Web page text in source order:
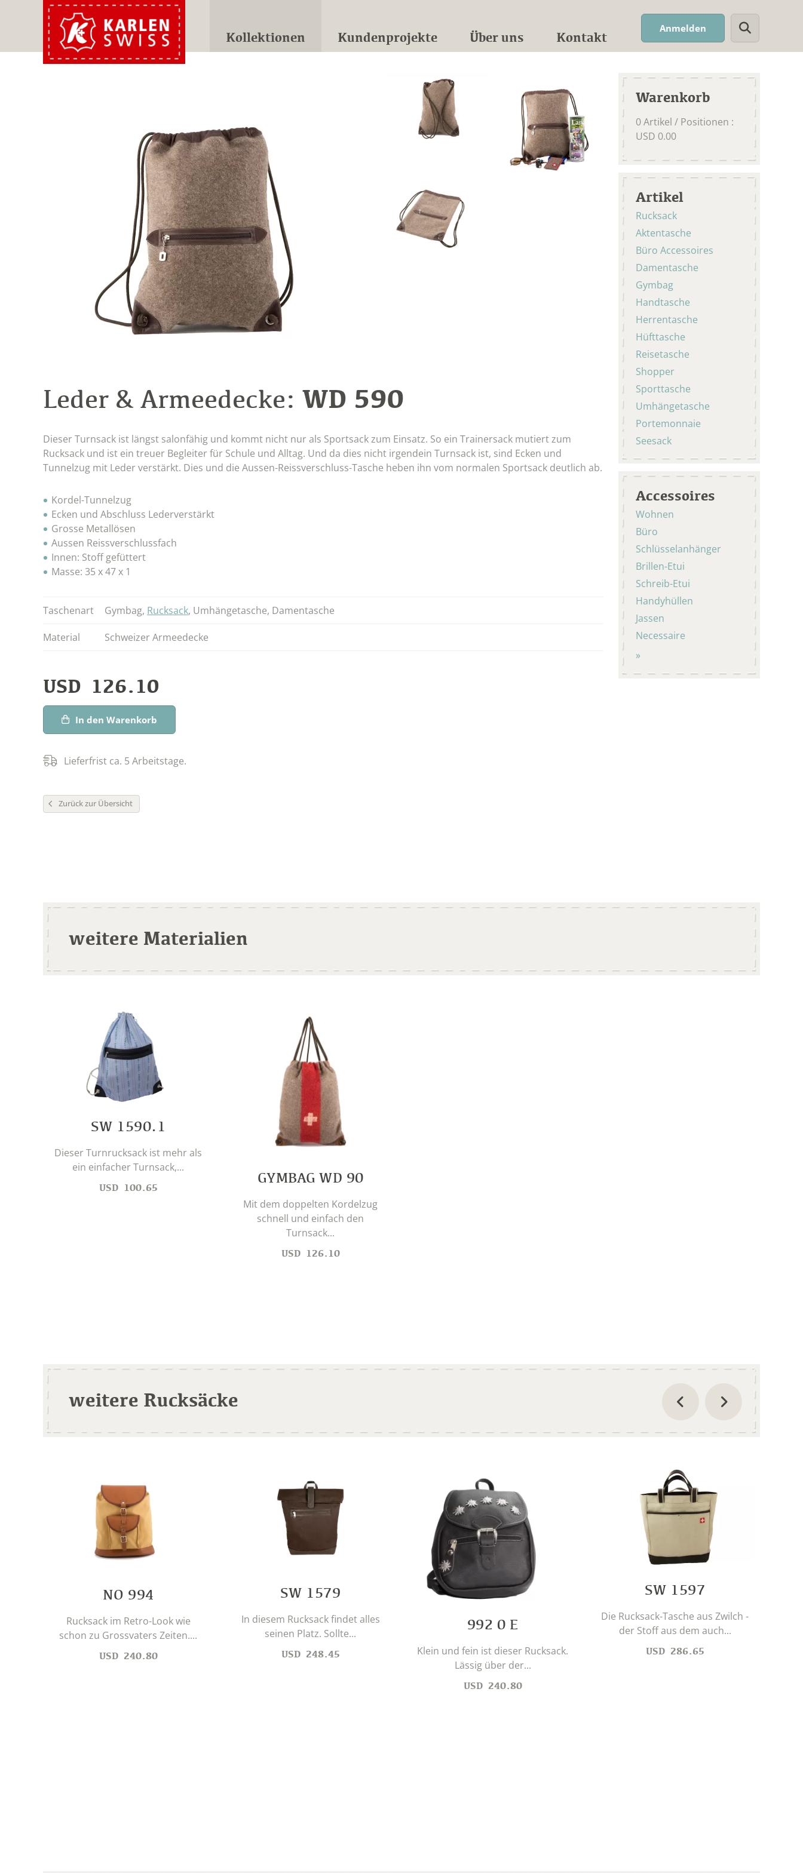
Kollektionen Kundenprojekte Über uns Kontakt
Anmelden Suchwort
Warenkorb
0Artikel / Positionen :
USD 0.00
Artikel
Rucksack
Aktentasche
Büro Accessoires
Damentasche
Gymbag
Handtasche
Herrentasche
Hüfttasche
Reisetasche
Shopper
Sporttasche
Umhängetasche
Portemonnaie
Seesack
Accessoires
Wohnen
Büro
Schlüsselanhänger
Brillen-Etui
Schreib-Etui
Handyhüllen
Jassen
Necessaire
Leder & Armeedecke: WD 590
Dieser Turnsack ist längst salonfähig und kommt nicht nur als Sportsack zum Einsatz. So ein Trainersack mutiert zum
Rucksack und ist ein treuer Begleiter für Schule und Alltag. Und da dies nicht irgendein Turnsack ist, sind Ecken und
Tunnelzug mit Leder verstärkt. Dies und die Aussen-Reissverschluss-Tasche heben ihn vom normalen Sportsack deutlich ab.
Kordel-Tunnelzug
Ecken und Abschluss Lederverstärkt
Grosse Metallösen
Aussen Reissverschlussfach
Innen: Stoff gefüttert
Masse: 35 x 47 x 1
Taschenart Gymbag, Rucksack, Umhängetasche, Damentasche
Material Schweizer Armeedecke
USD 126.10
In den Warenkorb
Lieferfrist ca. 5 Arbeitstage.
Zurück zur Übersicht
weitere Materialien
SW 1590.1
Dieser Turnrucksack ist mehr als
ein einfacher Turnsack,...
USD 100.65
GYMBAG WD 90
Mit dem doppelten Kordelzug
schnell und einfach den
Turnsack...
USD 126.10
weitere Rucksäcke
NO 994
Rucksack im Retro-Look wie
schon zu Grossvaters Zeiten....
USD 240.80
SW 1579
In diesem Rucksack findet alles
seinen Platz. Sollte...
USD 248.45
992 0 E
Klein und fein ist dieser Rucksack.
Lässig über der...
USD 240.80
SW 1597
Die Rucksack-Tasche aus Zwilch -
der Stoff aus dem auch...
USD 286.65